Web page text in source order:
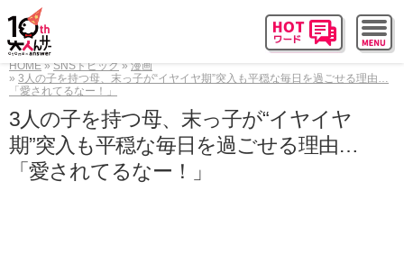
HOME SNSトピック
漫画
3人の子を持つ母、末っ子が“イヤイヤ期”突入も平穏な毎日を過ごせる理由…
「愛されてるなー！」
3人の子を持つ母、末っ子が“イヤイヤ
期”突入も平穏な毎日を過ごせる理由…
「愛されてるなー！」